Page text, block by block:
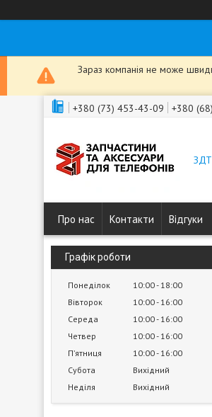
Зараз компанія не може
+380 (73) 453-43-09 +380
ЗДТ
Про нас Контакти Відгуки
Графік роботи
Понеділок 10:00 18:00
Вівторок
10:00 16:00
Середа
10:00 16:00
Четвер
10:00 16:00
Пʼятниця
10:00 16:00
Субота
Вихідний
Неділя
Вихідний